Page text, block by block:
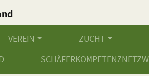
VEREIN ZUCHT